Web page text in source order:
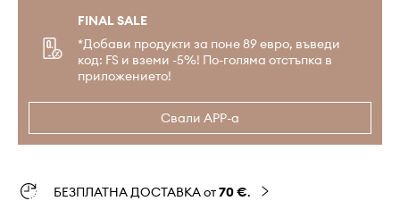
FINAL SALE
*Добави продукти за поне 89 евро, въведи
код: FS и вземи -5%! По-голяма отстъпка в
приложението!
Свали APP-а
БЕЗПЛАТНА ДОСТАВКА от70 €.